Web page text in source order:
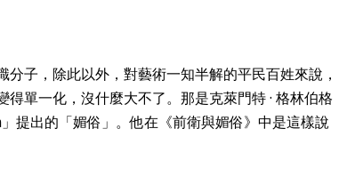
子，除此以外，對藝術一知半解的平民百姓來說，
單一化，沒什麼大不了。那是克萊門特 · 格林伯格
提出的「媚俗」。他在《前衛與媚俗》中是這樣說